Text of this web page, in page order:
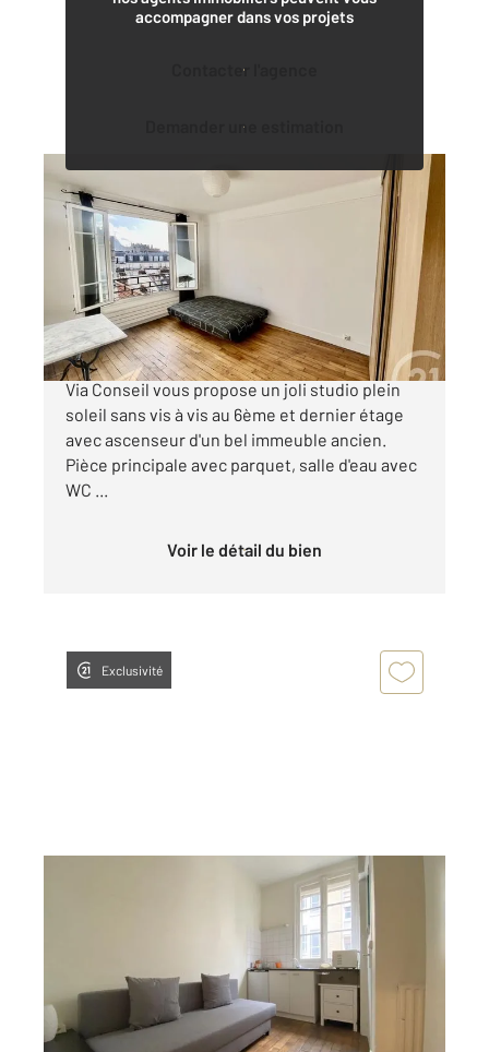
accompagner dans vos projets
Contacter l'agence
Demander une estimation
PARIS 75016
23 m2, 1 pièce
Ref : 11074
Appartement Studio à vendre
236 000 €
CHARDON LAGACHE - Votre agence Century 21
Via Conseil vous propose un joli studio plein
soleil sans vis à vis au 6ème et dernier étage
avec ascenseur d'un bel immeuble ancien.
Pièce principale avec parquet, salle d'eau avec
WC ...
Voir le détail du bien
Exclusivité
109 000 €